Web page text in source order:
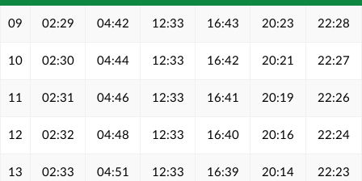
09 02:29 04:42 12:33 16:43 20:23 22:28
10 02:30 04:44 12:33 16:42 20:21 22:27
11 02:31 04:46 12:33 16:41 20:19 22:26
12 02:32 04:48 12:33 16:40 20:16 22:24
13 02:33 04:51 12:33 16:39 20:14 22:23